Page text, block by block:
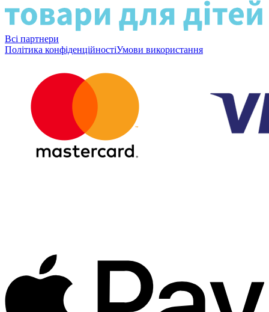
Всі партнери
Політика конфіденційностіУмови використання